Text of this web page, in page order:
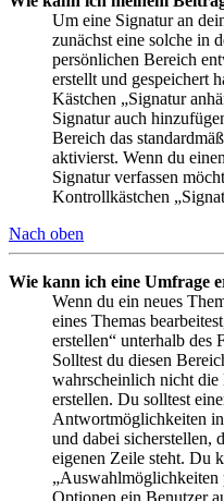
Um eine Signatur an
zunächst eine solche in
persönlichen Bereich
erstellt und gespeichert
Kästchen „Signatur
Signatur auch
Bereich das
aktivierst. Wenn du
Signatur verfassen
Kontrollkästchen
Nach oben
Wie kann ich eine Umfrage
Wenn du ein neues
eines Themas
erstellen“ unterhalb des
Solltest du diesen
wahrscheinlich nicht
erstellen. Du solltest
Antwortmöglichkeiten in
und dabei sicherstellen,
eigenen Zeile steht. Du
„Auswahlmöglichkeiten
Optionen ein Benutzer